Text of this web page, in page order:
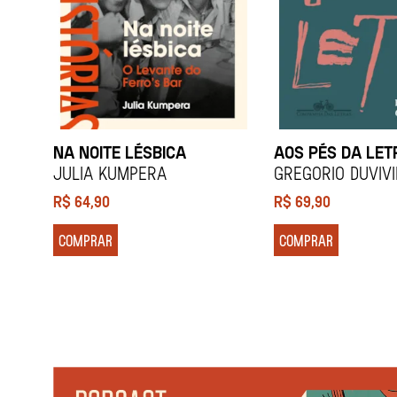
NA NOITE LÉSBICA
Julia Kumpera
R$64,90
COMPRAR
AOS PÉS DA
Gregorio
R$69,90
COMPRAR